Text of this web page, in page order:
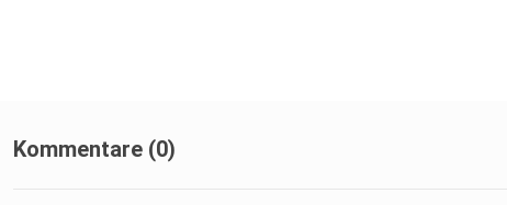
Kommentare (0)